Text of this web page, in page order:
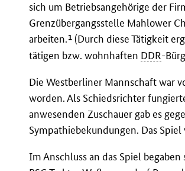
sich um Betriebsangehörige der
Grenzübergangsstelle Mahlower
arbeiten.1 (Durch diese Tätigkeit
tätigen bzw. wohnhaften DDR-
Die Westberliner Mannschaft war
worden. Als Schiedsrichter
anwesenden Zuschauer gab es
Sympathiebekundungen. Das
Im Anschluss an das Spiel